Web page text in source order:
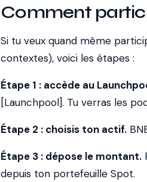
Comment
Si tu veux quand même
contextes), voici les étapes :
Étape 1 : accède au
[Launchpool]. Tu verras les
Étape 2 : choisis ton actif.
Étape 3 : dépose le montant.
depuis ton portefeuille Spot.